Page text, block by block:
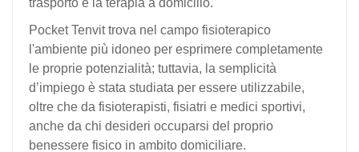
trasporto e la terapia a domicilio.
Pocket Tenvit trova nel campo fisioterapico
l'ambiente più idoneo per esprimere completamente
le proprie potenzialità; tuttavia, la semplicità
d’impiego è stata studiata per essere utilizzabile,
oltre che da fisioterapisti, fisiatri e medici sportivi,
anche da chi desideri occuparsi del proprio
benessere fisico in ambito domiciliare.